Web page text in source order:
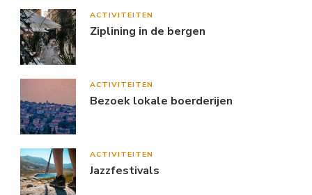
ACTIVITEITEN
Ziplining in de bergen
ACTIVITEITEN
Bezoek lokale boerderijen
ACTIVITEITEN
Jazzfestivals